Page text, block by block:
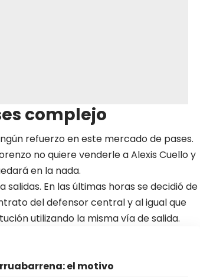
complejo
refuerzo en este mercado de pases.
no quiere venderle a Alexis Cuello y
en la nada.
En las últimas horas se decidió de
del defensor central y al igual que
utilizando la misma vía de salida.
el motivo